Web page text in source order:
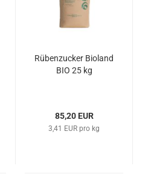
Rübenzucker Bioland
BIO 25 kg
85,20 EUR
3,41 EUR pro kg